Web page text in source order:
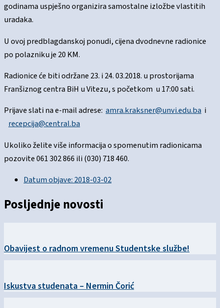
godinama uspješno organizira samostalne izložbe vlastitih
uradaka.
U ovoj predblagdanskoj ponudi, cijena dvodnevne radionice
po polazniku je 20 KM.
Radionice će biti održane 23. i 24. 03.2018. u prostorijama
Franšiznog centra BiH u Vitezu, s početkom u 17:00 sati.
Prijave slati na e-mail adrese: amra.kraksner@unvi.edu.ba i
recepcija@central.ba
Ukoliko želite više informacija o spomenutim radionicama
pozovite 061 302 866 ili (030) 718 460.
Datum objave:2018-03-02
Posljednje novosti
Obavijest o radnom vremenu Studentske službe!
Iskustva studenata – Nermin Čorić